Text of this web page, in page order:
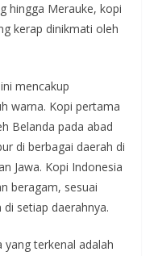
hingga Merauke, kopi
kerap dinikmati oleh
mencakup
warna. Kopi pertama
Belanda pada abad
di berbagai daerah di
Jawa. Kopi Indonesia
beragam, sesuai
setiap daerahnya.
yang terkenal adalah